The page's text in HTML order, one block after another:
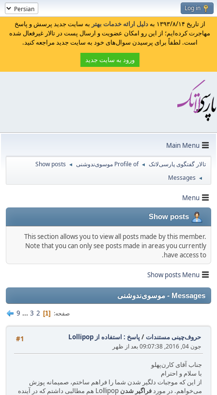
Log in
از تاریخ ۱۳۹۳/۸/۱۴ به دلیل ارائه خدمات بهتر به سایت جدید پرسش و پاسخ
مهاجرت کرده‌ایم؛ از این رو امکان عضویت و ارسال پست در تالار غیرفعال شده
است. لطفاً برای پرسیدن سوال‌های خود به سایت جدید مراجعه کنید.
ورود به سایت جدید
Main Menu
تالار گفتگوی پارسی‌لاتک ◄ Profile of موسوی‌ندوشنی ◄
Show posts
◄
Messages
Menu
Show posts
This section allows you to view all posts made by this member.
Note that you can only see posts made in areas you currently
have access to.
Show posts Menu
Messages - موسوی‌ندوشنی
صفحه 1
2
3
...
9
#1 حروف‌چینی مستندات/ پاسخ : استفاده از Lollipop
جون 04, 2016, 09:07:38 بعد از ظهر
جناب آقای کارن‌پهلو
با سلام و احترام
از این که موجبات دلگیر شدن شما را فراهم ساختم، صمیمانه پوزش
می‌خواهم. در موردفراگیر شدن
Lollipop هم مطالبی داشتم که در آینده